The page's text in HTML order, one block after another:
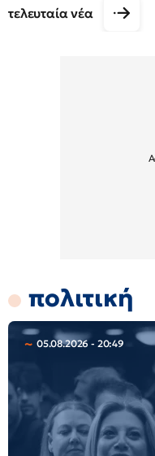
τελευταία νέα
πολιτική
05.08.2026 - 20:49